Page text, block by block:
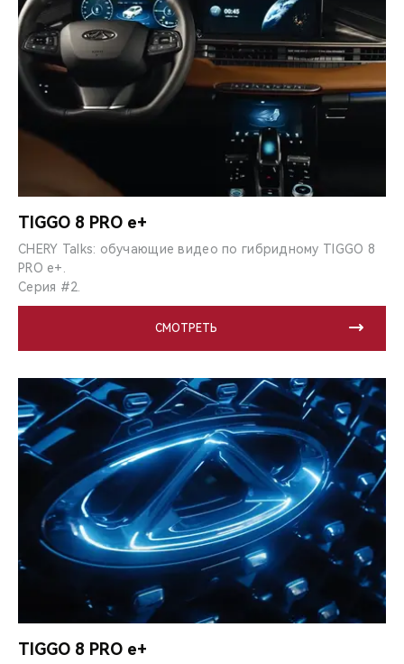
TIGGO 8 PRO e+
CHERY Talks: обучающие видео по гибридному TIGGO 8
PRO e+.
Серия #2.
СМОТРЕТЬ
TIGGO 8 PRO e+